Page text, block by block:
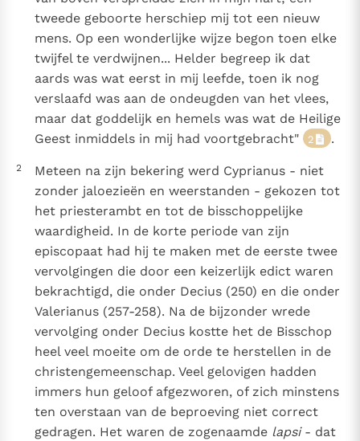
tweede geboorte herschiep mij tot een nieuw
mens. Op een wonderlijke wijze begon toen elke
twijfel te verdwijnen... Helder begreep ik dat
aards was wat eerst in mij leefde, toen ik nog
verslaafd was aan de ondeugden van het vlees,
maar dat goddelijk en hemels was wat de Heilige
Geest inmiddels in mij had voortgebracht"
2 .
2
Meteen na zijn bekering werd Cyprianus - niet
zonder jaloezieën en weerstanden - gekozen tot
het priesterambt en tot de bisschoppelijke
waardigheid. In de korte periode van zijn
episcopaat had hij te maken met de eerste twee
vervolgingen die door een keizerlijk edict waren
bekrachtigd, die onder Decius (250) en die onder
Valerianus (257-258). Na de bijzonder wrede
vervolging onder Decius kostte het de Bisschop
heel veel moeite om de orde te herstellen in de
christengemeenschap. Veel gelovigen hadden
immers hun geloof afgezworen, of zich minstens
ten overstaan van de beproeving niet correct
gedragen. Het waren de zogenaamde lapsi- dat